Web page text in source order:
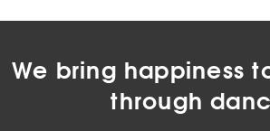
We bring happiness
through